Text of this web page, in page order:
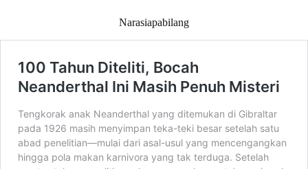
Narasiapabilang